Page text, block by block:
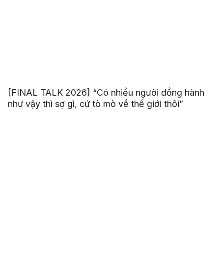
[FINAL TALK 2026] “Có nhiều người đồng hành
như vậy thì sợ gì, cứ tò mò về thế giới thôi”